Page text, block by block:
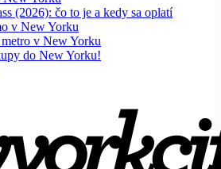
(2026): čo to je a kedy sa oplatí
v New Yorku
v New Yorku
do New Yorku!